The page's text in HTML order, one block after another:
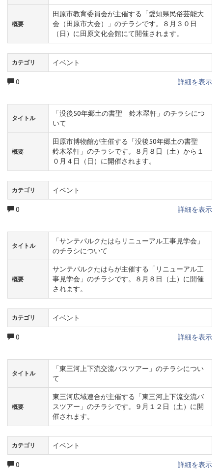
概要
田原市教育委員会が主催する「愛知県民俗芸能大
会（田原市大会）」のチラシです。８月３０日
（日）に田原文化会館にて開催されます。
カテゴリ イベント
0 詳細を表示
タイトル
「没後50年郷土の書聖 鈴木翠軒」のチラシにつ
いて
概要
田原市博物館が主催する「没後50年郷土の書聖
鈴木翠軒」のチラシです。８月８日（土）から１
０月４日（日）に開催されます。
カテゴリ イベント
0 詳細を表示
タイトル
「サンテパルクたはらリニューアル工事見学会」
のチラシについて
概要
サンテパルクたはらが主催する「リニューアル工
事見学会」のチラシです。８月８日（土）に開催
されます。
カテゴリ イベント
0 詳細を表示
タイトル
「東三河上下流交流バスツアー」のチラシについ
て
概要
東三河広域連合が主催する「東三河上下流交流バ
スツアー」のチラシです。９月１２日（土）に開
催されます。
カテゴリ イベント
0 詳細を表示